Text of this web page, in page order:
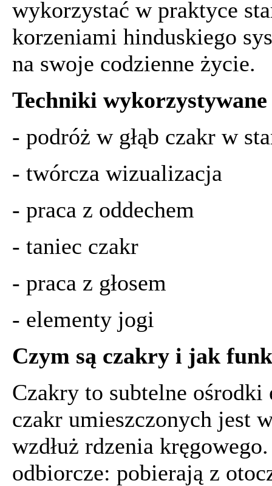
wykorzystać w praktyce
korzeniami hinduskiego
na swoje codzienne życie.
Techniki
- podróż w głąb czakr w
- twórcza wizualizacja
- praca z oddechem
- taniec czakr
- praca z głosem
- elementy jogi
Czym są czakry i jak
Czakry to subtelne ośrodki
czakr umieszczonych jest
wzdłuż rdzenia
odbiorcze: pobierają z